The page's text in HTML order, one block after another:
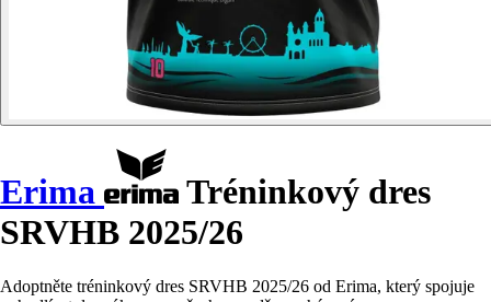
Erima
Tréninkový dres
SRVHB 2025/26
Adoptněte tréninkový dres SRVHB 2025/26 od Erima, který spojuje